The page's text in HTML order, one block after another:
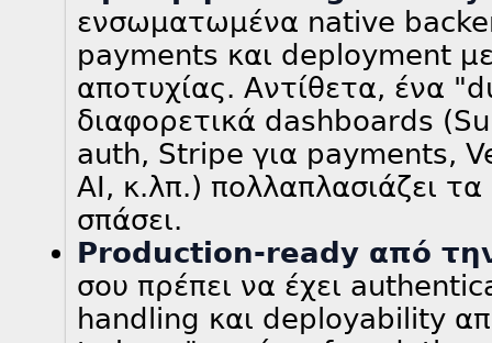
ενσωματωμένα native
payments και deployment
αποτυχίας. Αντίθετα, ένα
διαφορετικά dashboards
auth, Stripe για payments,
AI, κ.λπ.) πολλαπλασιάζει
σπάσει.
Production-ready από
σου πρέπει να έχει
handling και deployability